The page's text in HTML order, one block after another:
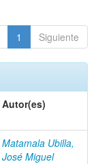
1 Siguiente
Autor(es)
Matamala Ubilla,
José Miguel